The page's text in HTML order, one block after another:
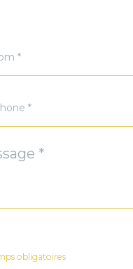
obligatoires